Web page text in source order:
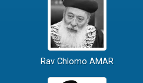
Rav Chlomo AMAR